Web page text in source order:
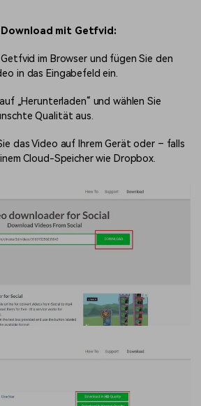
mit Getfvid:
im Browser und fügen Sie den
in das Eingabefeld ein.
„Herunterladen“ und wählen Sie
Qualität aus.
das Video auf Ihrem Gerät oder – falls
Cloud-Speicher wie Dropbox.